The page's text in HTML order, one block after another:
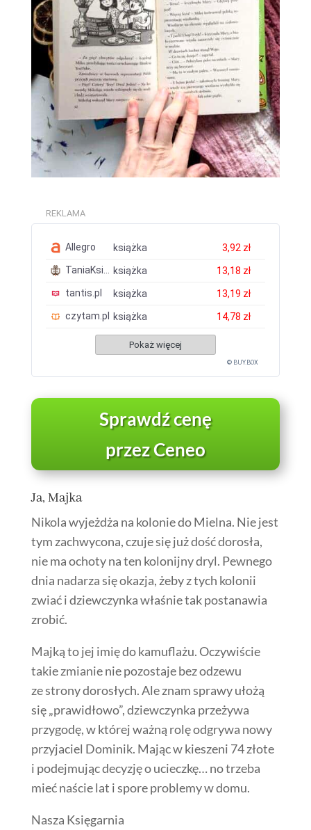
REKLAMA
Allegro książka
3,92 zł
TaniaKsiazka.pl
książka
13,18 zł
tantis.pl
książka
13,19 zł
czytam.pl
książka 14,78 zł
Pokaż więcej
© BUY.BOX
Sprawdź cenę
przez Ceneo
Ja, Majka
Nikola wyjeżdża na kolonie do Mielna. Nie jest
tym zachwycona, czuje się już dość dorosła,
nie ma ochoty na ten kolonijny dryl. Pewnego
dnia nadarza się okazja, żeby z tych kolonii
zwiać i dziewczynka właśnie tak postanawia
zrobić.
Majką to jej imię do kamuflażu. Oczywiście
takie zmianie nie pozostaje bez odzewu
ze strony dorosłych. Ale znam sprawy ułożą
się „prawidłowo”, dziewczynka przeżywa
przygodę, w której ważną rolę odgrywa nowy
przyjaciel Dominik. Mając w kieszeni 74 złote
i podejmując decyzję o ucieczkę… no trzeba
mieć naście lat i spore problemy w domu.
Nasza Księgarnia